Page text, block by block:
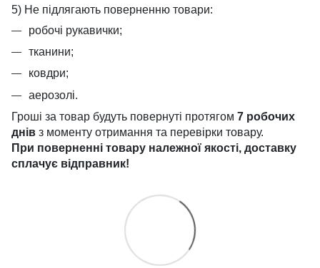
5) Не підлягають поверненню товари:
робочі рукавички;
тканини;
ковдри;
аерозолі.
Гроші за товар будуть повернуті протягом 7 робочих
днів з моменту отримання та перевірки товару.
При поверненні товару належної якості, доставку
сплачує відправник!